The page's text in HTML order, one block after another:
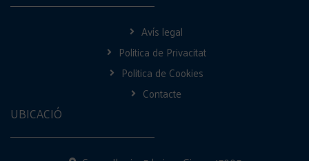
Avís legal
Politica de Privacitat
Politica de Cookies
Contacte
UBICACIÓ